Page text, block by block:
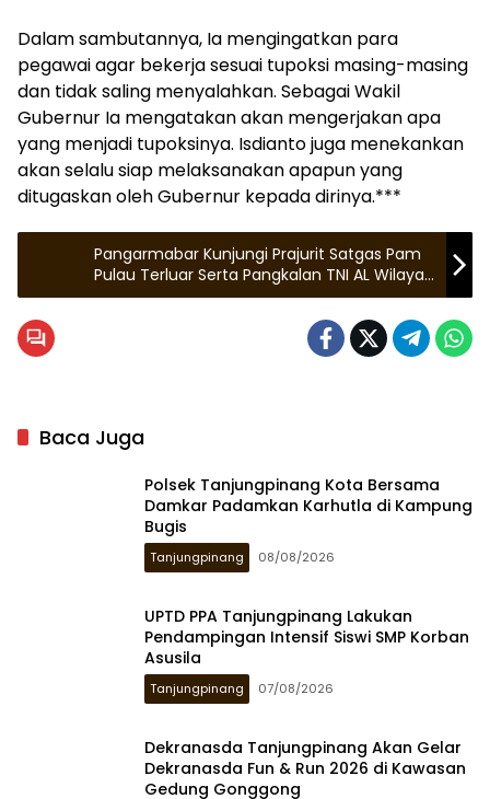
Dalam sambutannya, Ia mengingatkan para
pegawai agar bekerja sesuai tupoksi masing-masing
dan tidak saling menyalahkan. Sebagai Wakil
Gubernur Ia mengatakan akan mengerjakan apa
yang menjadi tupoksinya. Isdianto juga menekankan
akan selalu siap melaksanakan apapun yang
ditugaskan oleh Gubernur kepada dirinya.***
Pangarmabar Kunjungi Prajurit Satgas Pam
Pulau Terluar Serta Pangkalan TNI AL Wilayah
Natuna
Baca Juga
Polsek Tanjungpinang Kota Bersama
Damkar Padamkan Karhutla di Kampung
Bugis
Tanjungpinang 08/08/2026
UPTD PPA Tanjungpinang Lakukan
Pendampingan Intensif Siswi SMP Korban
Asusila
Tanjungpinang 07/08/2026
Dekranasda Tanjungpinang Akan Gelar
Dekranasda Fun & Run 2026 di Kawasan
Gedung Gonggong